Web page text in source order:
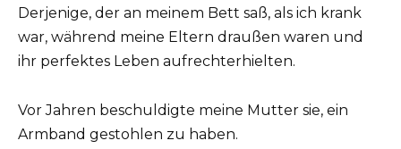
Derjenige, der an meinem Bett saß, als ich krank
war, während meine Eltern draußen waren und
ihr perfektes Leben aufrechterhielten.
Vor Jahren beschuldigte meine Mutter sie, ein
Armband gestohlen zu haben.